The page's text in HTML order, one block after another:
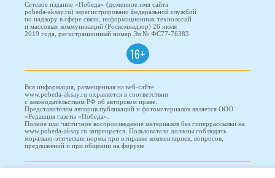
Сетевое издание «Победа» (доменное имя сайта
pobeda-aksay.ru) зарегистрировано федеральной службой
по надзору в сфере связи, информационных технологий
и массовых коммуникаций (Роскомнадзор) 26 июля
2019 года, регистрационный номер Эл № ФС77-76383
16+
Вся информация, размещенная на веб-сайте
www.pobeda-aksay.ru охраняется в соответствии
с законодательством РФ об авторском праве.
Представителем авторов публикаций и фотоматериалов является ООО
«Редакция газеты «Победа».
Полное или частичное воспроизведение материалов без гиперрассылки на
www.pobeda-aksay.ru запрещается. Пользователи должны соблюдать
морально-этические нормы при отправке комментариев, вопросов,
предложений и при общении на форуме